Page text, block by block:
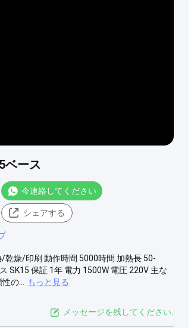
ベース
今連絡してください
シェアする
乾燥/印刷 動作時間 5000時間 加熱長 50-
SK15 保証 1年 電力 1500W 電圧 220V 主な
の...
もっと見る
メッセージを残してください.